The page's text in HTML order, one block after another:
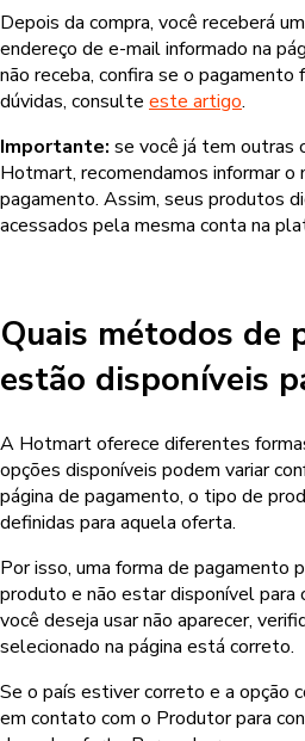
Depois da compra, você receberá
endereço de e-mail informado na
não receba, confira se o
dúvidas, consulte este artigo.
Importante: se você já tem outras
Hotmart, recomendamos informar o
pagamento. Assim, seus produtos
acessados pela mesma conta na
Quais métodos de
estão disponíveis
A Hotmart oferece diferentes
opções disponíveis podem variar
página de pagamento, o tipo de
definidas para aquela oferta.
Por isso, uma forma de pagamento
produto e não estar disponível para
você deseja usar não aparecer,
selecionado na página está correto.
Se o país estiver correto e a opção
em contato com o Produtor para